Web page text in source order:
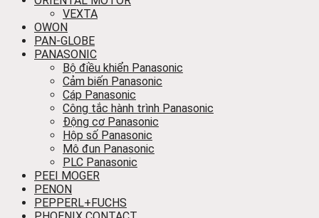
VEXTA
OWON
PAN-GLOBE
PANASONIC
Bộ điều khiển Panasonic
Cảm biến Panasonic
Cáp Panasonic
Công tắc hành trình Panasonic
Động cơ Panasonic
Hộp số Panasonic
Mô đun Panasonic
PLC Panasonic
PEEI MOGER
PENON
PEPPERL+FUCHS